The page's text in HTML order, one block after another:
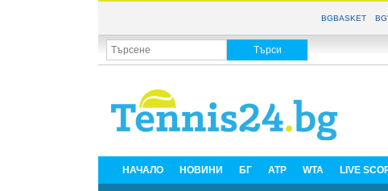
BGBASKET
НАЧАЛО НОВИНИ БГ ATP WTA LIVE